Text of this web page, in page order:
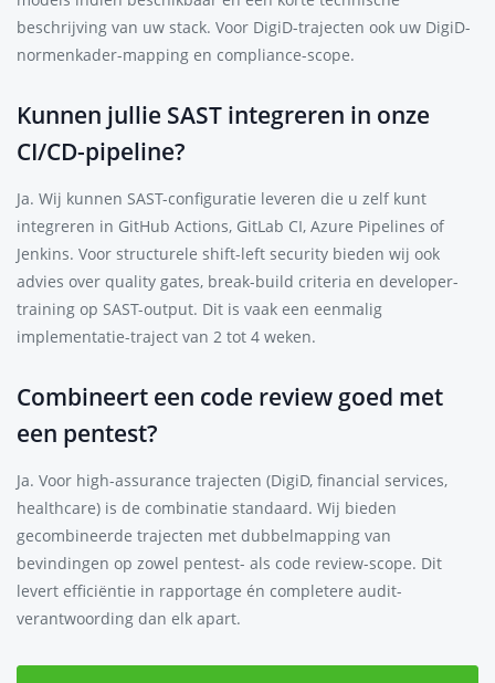
beschrijving van uw stack. Voor DigiD-trajecten ook uw DigiD-
normenkader-mapping en compliance-scope.
Kunnen jullie SAST integreren in onze
CI/CD-pipeline?
Ja. Wij kunnen SAST-configuratie leveren die u zelf kunt
integreren in GitHub Actions, GitLab CI, Azure Pipelines of
Jenkins. Voor structurele shift-left security bieden wij ook
advies over quality gates, break-build criteria en developer-
training op SAST-output. Dit is vaak een eenmalig
implementatie-traject van 2 tot 4 weken.
Combineert een code review goed met
een pentest?
Ja. Voor high-assurance trajecten (DigiD, financial services,
healthcare) is de combinatie standaard. Wij bieden
gecombineerde trajecten met dubbelmapping van
bevindingen op zowel pentest- als code review-scope. Dit
levert efficiëntie in rapportage én completere audit-
verantwoording dan elk apart.